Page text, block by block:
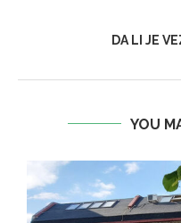
DA LI JE
YOU